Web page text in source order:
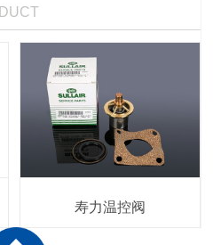
寿力温控阀